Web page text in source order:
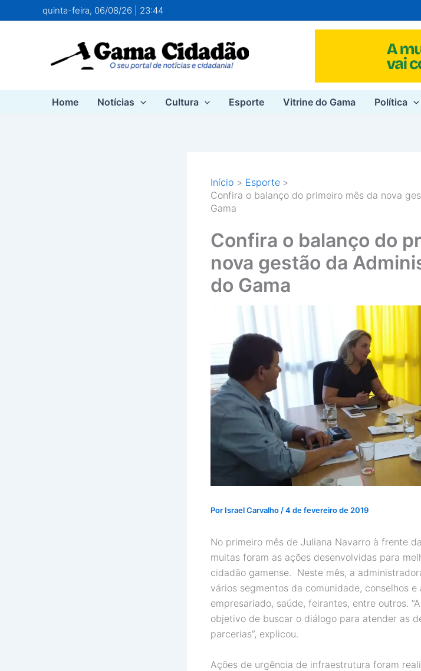
para
quinta-feira, 06/08/26 | 23:44
Home Notícias Cultura Esporte Vitrine do Gama Política
Início
Esporte
Confira o balanço do primeiro mês da nova
Gama
Confira o balanço do
nova gestão da
do Gama
Por Israel Carvalho/4 de fevereiro de 2019
No primeiro mês de Juliana Navarro à frente
muitas foram as ações desenvolvidas para
cidadão gamense. Neste mês, a
vários segmentos da comunidade, conselhos
empresariado, saúde, feirantes, entre outros.
objetivo de buscar o diálogo para atender as
parcerias”, explicou.
Ações de urgência de infraestrutura foram